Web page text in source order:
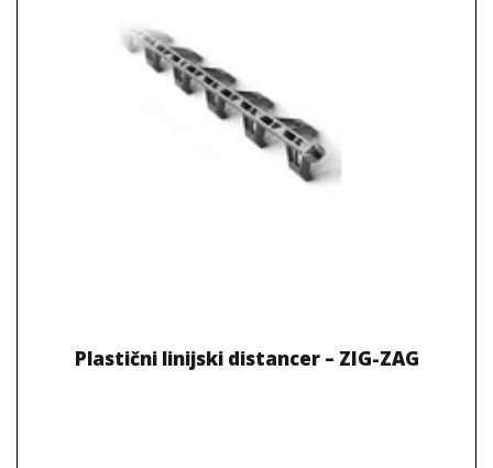
Plastični linijski distancer – ZIG-ZAG